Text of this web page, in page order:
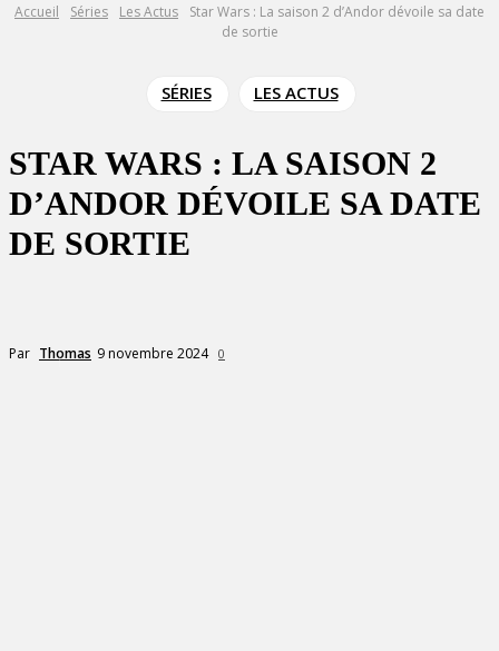
Accueil Séries Les Actus
Star Wars : La saison 2 d’Andor dévoile sa date
de sortie
SÉRIES LES ACTUS
STAR WARS : LA SAISON 2
D’ANDOR DÉVOILE SA DATE
DE SORTIE
Par Thomas 9 novembre 2024 0